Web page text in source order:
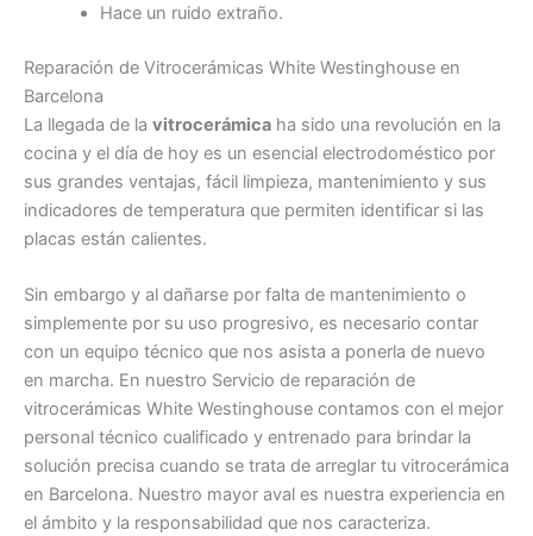
Hace un ruido extraño.
Reparación de Vitrocerámicas White Westinghouse en
Barcelona
La llegada de la vitrocerámica ha sido una revolución en la
cocina y el día de hoy es un esencial electrodoméstico por
sus grandes ventajas, fácil limpieza, mantenimiento y sus
indicadores de temperatura que permiten identificar si las
placas están calientes.
Sin embargo y al dañarse por falta de mantenimiento o
simplemente por su uso progresivo, es necesario contar
con un equipo técnico que nos asista a ponerla de nuevo
en marcha. En nuestro Servicio de reparación de
vitrocerámicas White Westinghouse contamos con el mejor
personal técnico cualificado y entrenado para brindar la
solución precisa cuando se trata de arreglar tu vitrocerámica
en Barcelona. Nuestro mayor aval es nuestra experiencia en
el ámbito y la responsabilidad que nos caracteriza.